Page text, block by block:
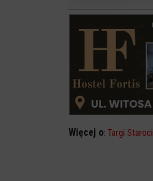
Więcej o: Targi Staroci